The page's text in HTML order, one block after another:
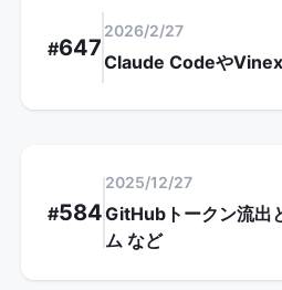
#647
2026/2/27
Claude Codeや
#584
2025/12/27
GitHubトークン流出
ム など